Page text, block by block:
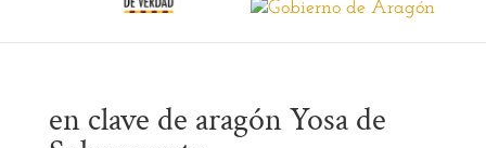
en clave de aragón Yosa de